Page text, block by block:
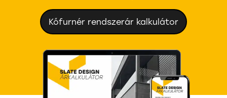
Kőfurnér rendszerár kalkulátor